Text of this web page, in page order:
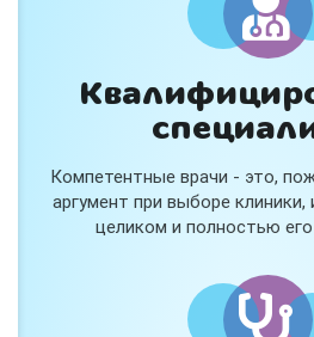
Компетентные врачи - это,
аргумент при выборе
целиком и полностью
Консультация
тейпирование за 1
Вас или вашего ребёнка
- боли в спине, шее, коленях
- дискомфорт после спорта и
В «Медлэнд» принимает
травматолог Шехмаметьев